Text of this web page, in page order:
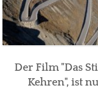
Der Film "Das
Kehren", ist